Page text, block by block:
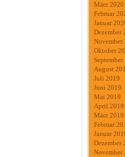
März 2020
Februar
Januar
Dezember
November
Oktober
September
August
Juli 2019
Juni 2019
Mai 2019
April 2019
März 2019
Februar
Januar
Dezember
November